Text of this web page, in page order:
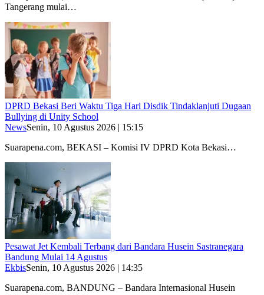
Tangerang mulai…
DPRD Bekasi Beri Waktu Tiga Hari Disdik Tindaklanjuti Dugaan
Bullying di Unity School
NewsSenin, 10 Agustus 2026 | 15:15
Suarapena.com, BEKASI – Komisi IV DPRD Kota Bekasi…
Pesawat Jet Kembali Terbang dari Bandara Husein Sastranegara
Bandung Mulai 14 Agustus
EkbisSenin, 10 Agustus 2026 | 14:35
Suarapena.com, BANDUNG – Bandara Internasional Husein